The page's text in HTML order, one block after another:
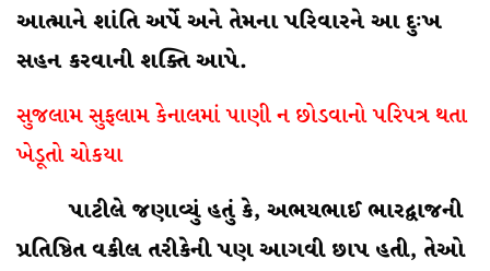
આત્માને શાંતિ અર્પે અને તેમના પરિવારને આ દુઃખ
સહન કરવાની શક્તિ આપે.
સુજલામ સુફલામ કેનાલમાં પાણી ન છોડવાનો પરિપત્ર થતા
ખેડૂતો ચોકયા
પાટીલે જણાવ્યું હતું કે, અભયભાઈ ભારદ્વાજની
પ્રતિષ્ઠિત વકીલ તરીકેની પણ આગવી છાપ હતી, તેઓ